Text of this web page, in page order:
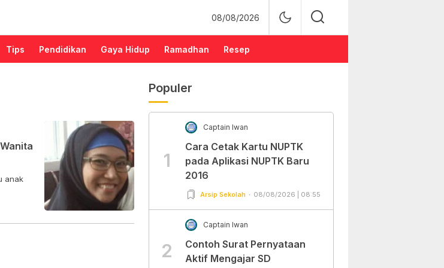
08/08/2026
Tips Pendidikan Gaya Hidup Ramadhan Resep
anak
Populer
1
Captain Iwan
Cara Cetak Kartu NUPTK
pada Aplikasi NUPTK Baru
2016
Arsip Sekolah 08/08/2026 | 08:55
2
Captain Iwan
Contoh Surat Pernyataan
Aktif Mengajar SD